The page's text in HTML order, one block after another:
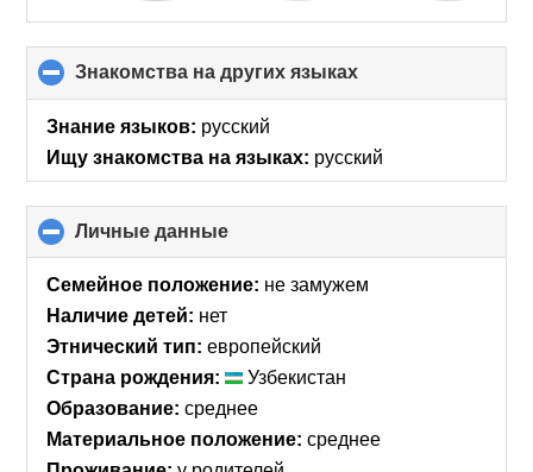
Знакомства на других языках
to
Знание языков: русский
Ищу знакомства на языках: русский
Личные данные
to
collapse
Семейное положение: не замужем
Наличие детей: нет
Этнический тип: европейский
Страна рождения:
Узбекистан
Образование: среднее
Материальное положение: среднее